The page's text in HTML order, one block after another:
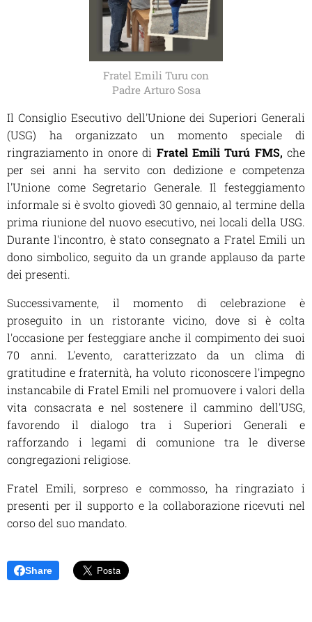
Fratel Emili Turu con
Padre Arturo Sosa
Il Consiglio Esecutivo dell'Unione dei Superiori Generali
(USG) ha organizzato un momento speciale di
ringraziamento in onore di Fratel Emili Turú FMS, che
per sei anni ha servito con dedizione e competenza
l'Unione come Segretario Generale. Il festeggiamento
informale si è svolto giovedì 30 gennaio, al termine della
prima riunione del nuovo esecutivo, nei locali della USG.
Durante l'incontro, è stato consegnato a Fratel Emili un
dono simbolico, seguito da un grande applauso da parte
dei presenti.
Successivamente, il momento di celebrazione è
proseguito in un ristorante vicino, dove si è colta
l'occasione per festeggiare anche il compimento dei suoi
70 anni. L'evento, caratterizzato da un clima di
gratitudine e fraternità, ha voluto riconoscere l'impegno
instancabile di Fratel Emili nel promuovere i valori della
vita consacrata e nel sostenere il cammino dell'USG,
favorendo il dialogo tra i Superiori Generali e
rafforzando i legami di comunione tra le diverse
congregazioni religiose.
Fratel Emili, sorpreso e commosso, ha ringraziato i
presenti per il supporto e la collaborazione ricevuti nel
corso del suo mandato.
Share